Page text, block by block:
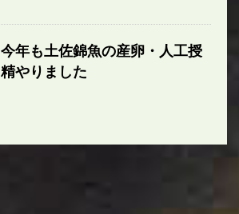
今年も土佐錦魚の産卵・人工授
精やりました